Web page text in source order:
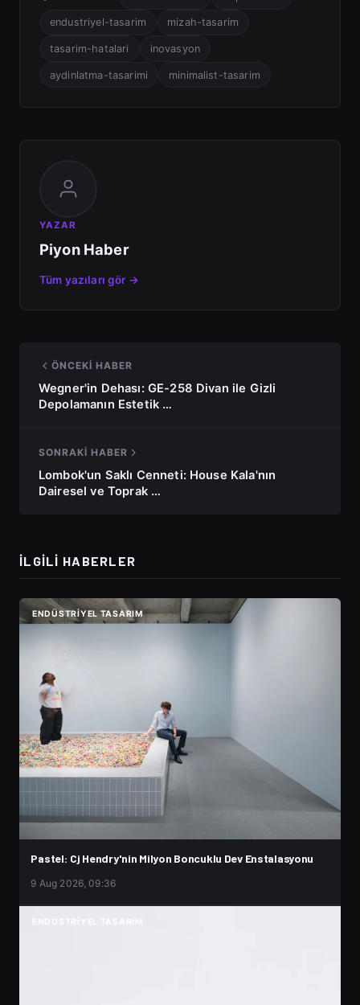
endustriyel-tasarim mizah-tasarim
tasarim-hatalari inovasyon
aydinlatma-tasarimi minimalist-tasarim
YAZAR
Piyon Haber
Tüm yazıları gör →
ÖNCEKI HABER
Wegner'in Dehası: GE-258 Divan ile Gizli
Depolamanın Estetik …
SONRAKI HABER
Lombok'un Saklı Cenneti: House Kala'nın
Dairesel ve Toprak …
İLGILI HABERLER
ENDÜSTRIYEL TASARIM
Pastel: Cj Hendry'nin Milyon Boncuklu Dev Enstalasyonu
9 Aug 2026, 09:36
ENDÜSTRIYEL TASARIM